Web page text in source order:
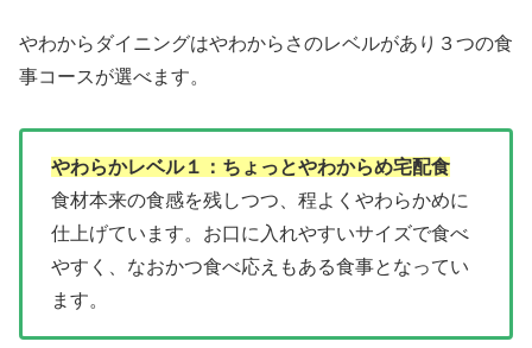
やわからダイニングはやわからさのレベルがあり３つの食
事コースが選べます。
やわらかレベル１：ちょっとやわからめ宅配食
食材本来の食感を残しつつ、程よくやわらかめに
仕上げています。お口に入れやすいサイズで食べ
やすく、なおかつ食べ応えもある食事となってい
ます。